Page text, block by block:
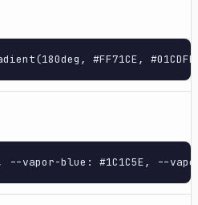
#FF71CE,
--vapor-blue: #1C1C5E, --